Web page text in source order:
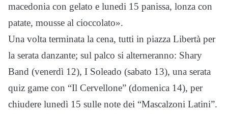
macedonia con gelato e lunedi 15 panissa, lonza con
patate, mousse al cioccolato».
Una volta terminata la cena, tutti in piazza Libertà per
la serata danzante; sul palco si alterneranno: Shary
Band (venerdì 12), I Soleado (sabato 13), una serata
quiz game con “Il Cervellone” (domenica 14), per
chiudere lunedì 15 sulle note dei “Mascalzoni Latini”.